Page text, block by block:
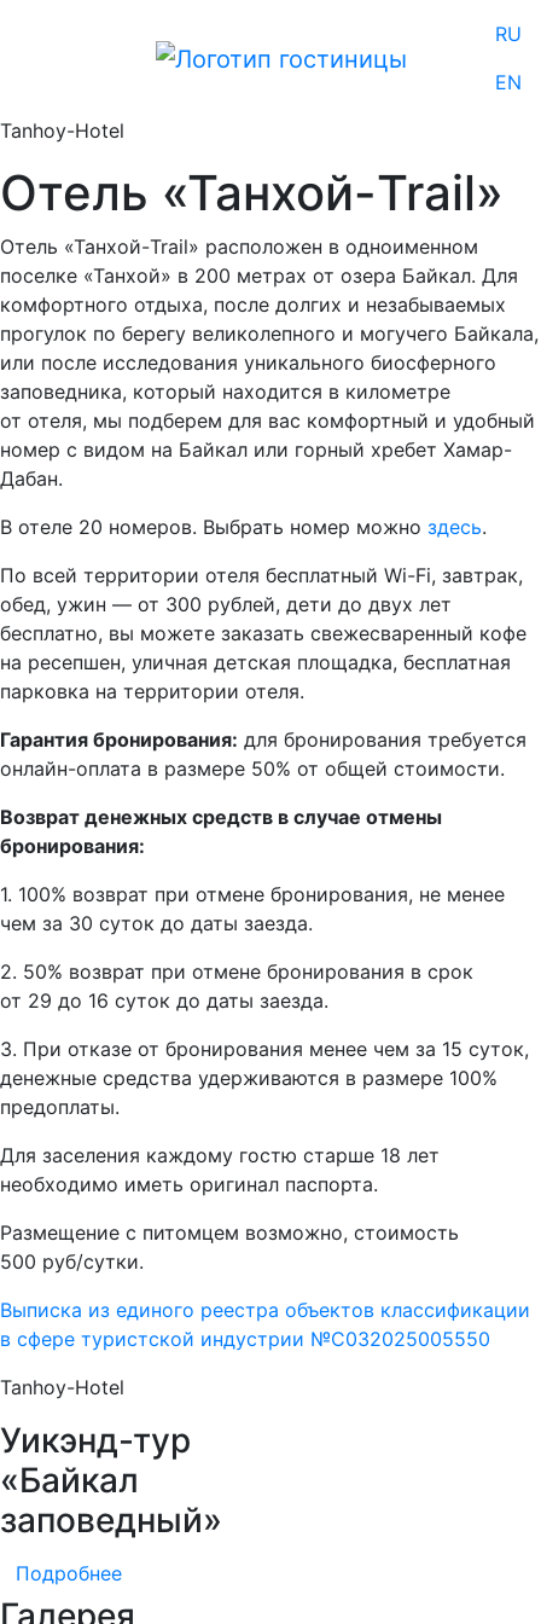
RU
EN
Tanhoy-Hotel
Отель «Танхой-Trail»
Отель «Танхой-Trail» расположен в одноименном
поселке «Танхой» в 200 метрах от озера Байкал. Для
комфортного отдыха, после долгих и незабываемых
прогулок по берегу великолепного и могучего Байкала,
или после исследования уникального биосферного
заповедника, который находится в километре
от отеля, мы подберем для вас комфортный и удобный
номер с видом на Байкал или горный хребет Хамар-
Дабан.
В отеле 20 номеров. Выбрать номер можно здесь.
По всей территории отеля бесплатный Wi-Fi, завтрак,
обед, ужин — от 300 рублей, дети до двух лет
бесплатно, вы можете заказать свежесваренный кофе
на ресепшен, уличная детская площадка, бесплатная
парковка на территории отеля.
Гарантия бронирования: для бронирования требуется
онлайн-оплата в размере 50% от общей стоимости.
Возврат денежных средств в случае отмены
бронирования:
1. 100% возврат при отмене бронирования, не менее
чем за 30 суток до даты заезда.
2. 50% возврат при отмене бронирования в срок
от 29 до 16 суток до даты заезда.
3. При отказе от бронирования менее чем за 15 суток,
денежные средства удерживаются в размере 100%
предоплаты.
Для заселения каждому гостю старше 18 лет
необходимо иметь оригинал паспорта.
Размещение с питомцем возможно, стоимость
500 руб/сутки.
Выписка из единого реестра объектов классификации
в сфере туристской индустрии №С032025005550
Tanhoy-Hotel
Уикэнд-тур
«Байкал
заповедный»
Подробнее
Галерея